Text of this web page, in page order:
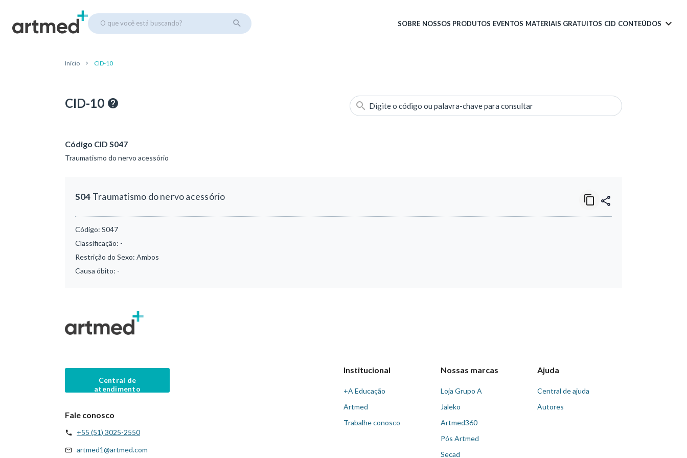
O que você está buscando? SOBRE NOSSOS PRODUTOS EVENTOS MATERIAIS GRATUITOS CID CONTEÚDOS
Início CID-10
CID-10 Digite o código ou palavra-chave para consultar
Código CID S047
Traumatismo do nervo acessório
S04 Traumatismo do nervo acessório
Código: S047
Classificação: -
Restrição do Sexo: Ambos
Causa óbito: -
Central de
atendimento
Fale conosco
+55 (51) 3025-2550
artmed1@artmed.com
Institucional
+A Educação
Artmed
Trabalhe conosco
Nossas marcas
Loja Grupo A
Jaleko
Artmed360
Pós Artmed
Secad
Ajuda
Central de ajuda
Autores